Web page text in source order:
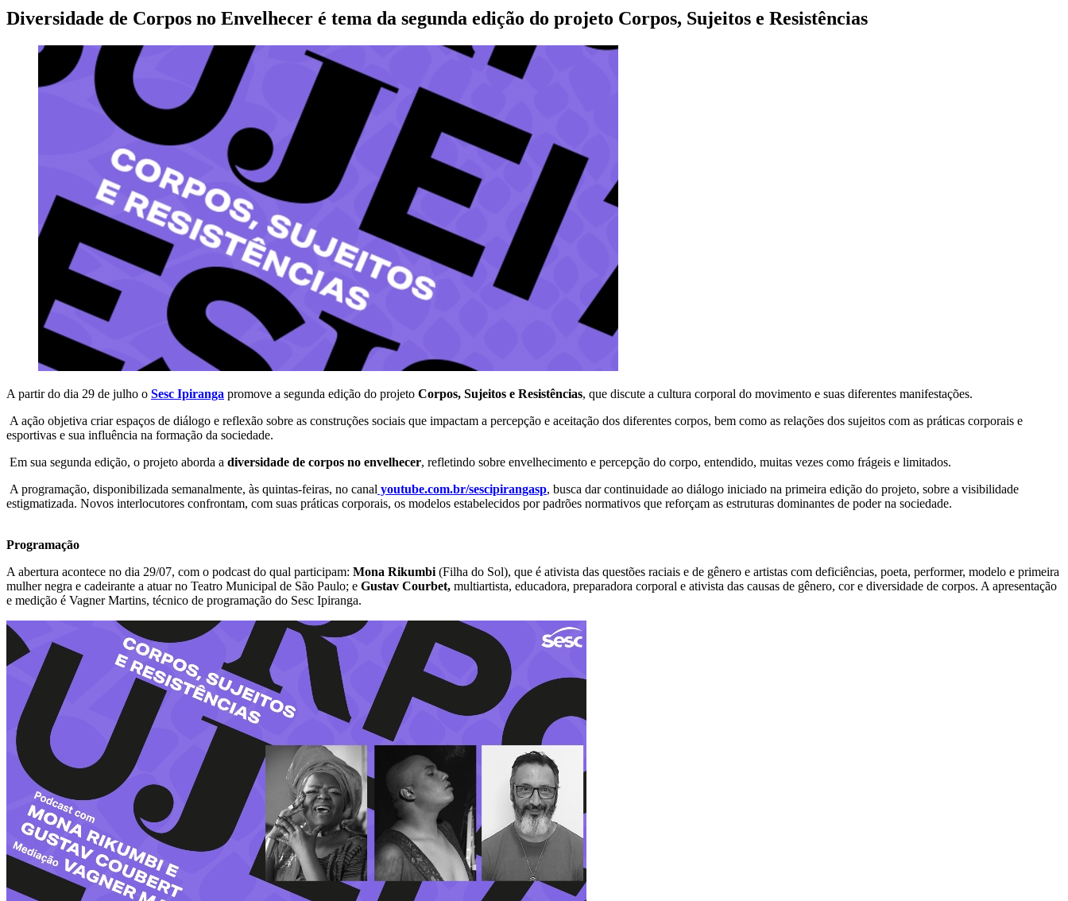
Diversidade de Corpos no Envelhecer é tema da segunda edição do projeto Corpos, Sujeitos e Resistências
A partir do dia 29 de julho o Sesc Ipiranga promove a segunda edição do projeto Corpos, Sujeitos e Resistências, que discute a cultura corporal do movimento e suas diferentes manifestações.
A ação objetiva criar espaços de diálogo e reflexão sobre as construções sociais que impactam a percepção e aceitação dos diferentes corpos, bem como as relações dos sujeitos com as práticas corporais e
esportivas e sua influência na formação da sociedade.
Em sua segunda edição, o projeto aborda a diversidade de corpos no envelhecer, refletindo sobre envelhecimento e percepção do corpo, entendido, muitas vezes como frágeis e limitados.
A programação, disponibilizada semanalmente, às quintas-feiras, no canal youtube.com.br/sescipirangasp, busca dar continuidade ao diálogo iniciado na primeira edição do projeto, sobre a visibilidade
estigmatizada. Novos interlocutores confrontam, com suas práticas corporais, os modelos estabelecidos por padrões normativos que reforçam as estruturas dominantes de poder na sociedade.
Programação
A abertura acontece no dia 29/07, com o podcast do qual participam: Mona Rikumbi (Filha do Sol), que é ativista das questões raciais e de gênero e artistas com deficiências, poeta, performer, modelo e primeira
mulher negra e cadeirante a atuar no Teatro Municipal de São Paulo; e Gustav Courbet, multiartista, educadora, preparadora corporal e ativista das causas de gênero, cor e diversidade de corpos. A apresentação
e medição é Vagner Martins, técnico de programação do Sesc Ipiranga.